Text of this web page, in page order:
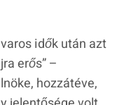
idők után azt
erős” –
hozzátéve,